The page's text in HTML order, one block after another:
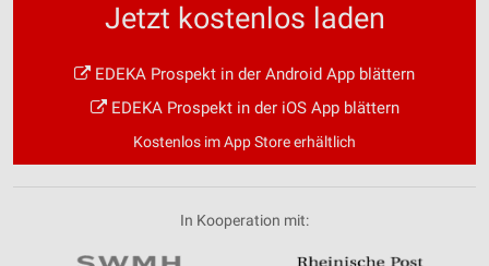
Jetzt kostenlos laden
EDEKA Prospekt in der Android App blättern
EDEKA Prospekt in der iOS App blättern
Kostenlos im App Store erhältlich
In Kooperation mit: